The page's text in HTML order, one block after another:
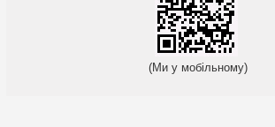
(Ми у мобільному)